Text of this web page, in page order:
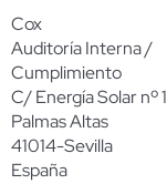
Cox
Auditoría Interna /
Cumplimiento
C/ Energía Solar nº 1
Palmas Altas
41014-Sevilla
España